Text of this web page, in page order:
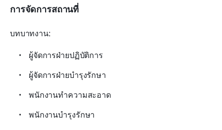
การจัดการสถานที่
บทบาทงาน:
ผู้จัดการฝ่ายปฏิบัติการ
ผู้จัดการฝ่ายบำรุงรักษา
พนักงานทำความสะอาด
พนักงานบำรุงรักษา